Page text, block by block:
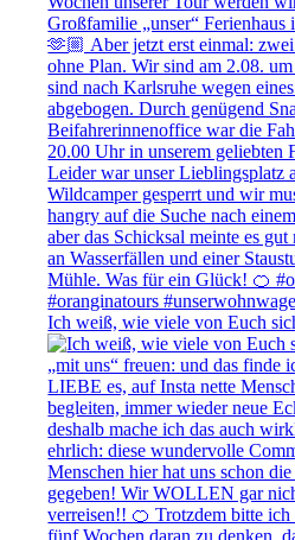
Ich weiß, wie viele von Euch